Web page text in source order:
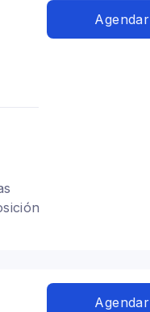
Agendar
Agendar